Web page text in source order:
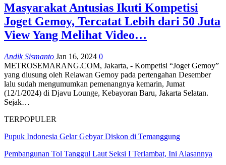
Masyarakat Antusias Ikuti Kompetisi
Joget Gemoy, Tercatat Lebih dari 50 Juta
View Yang Melihat Video…
Andik Sismanto Jan 16, 2024 0
METROSEMARANG.COM, Jakarta, - Kompetisi “Joget Gemoy”
yang diusung oleh Relawan Gemoy pada pertengahan Desember
lalu sudah mengumumkan pemenangnya kemarin, Jumat
(12/1/2024) di Djavu Lounge, Kebayoran Baru, Jakarta Selatan.
Sejak…
TERPOPULER
Pupuk Indonesia Gelar Gebyar Diskon di Temanggung
Pembangunan Tol Tanggul Laut Seksi I Terlambat, Ini Alasannya